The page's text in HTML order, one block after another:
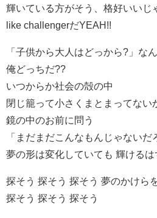
輝いている方がそう、格好いいじ
like challengerだYEAH!!
「子供から大人はどっから?」な
俺どっちだ??
いつからか社会の殻の中
閉じ籠って小さくまとまってない
鏡の中のお前に問う
「まだまだこんなもんじゃないだ
夢の形は変化していても 輝ける
探そう 探そう 探そう 夢のかけら
探そう 探そう 探そう